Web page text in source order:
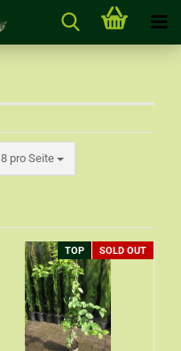
8 pro Seite
TOP SOLD OUT